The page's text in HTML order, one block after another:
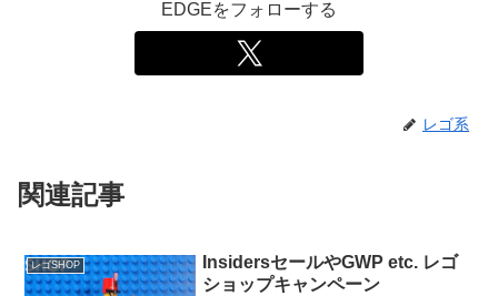
EDGEをフォローする
レゴ系
関連記事
レゴSHOP
InsidersセールやGWP etc. レゴ
ショップキャンペーン